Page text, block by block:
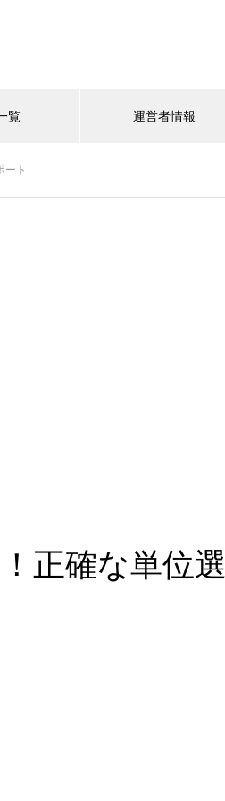
覧 運営者情報
ート
正確な単位選